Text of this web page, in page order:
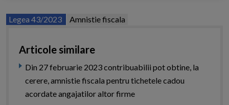
Legea 43/2023 Amnistie fiscala
Articole similare
Din 27 februarie 2023 contribuabilii pot obtine, la
cerere, amnistie fiscala pentru tichetele cadou
acordate angajatilor altor firme